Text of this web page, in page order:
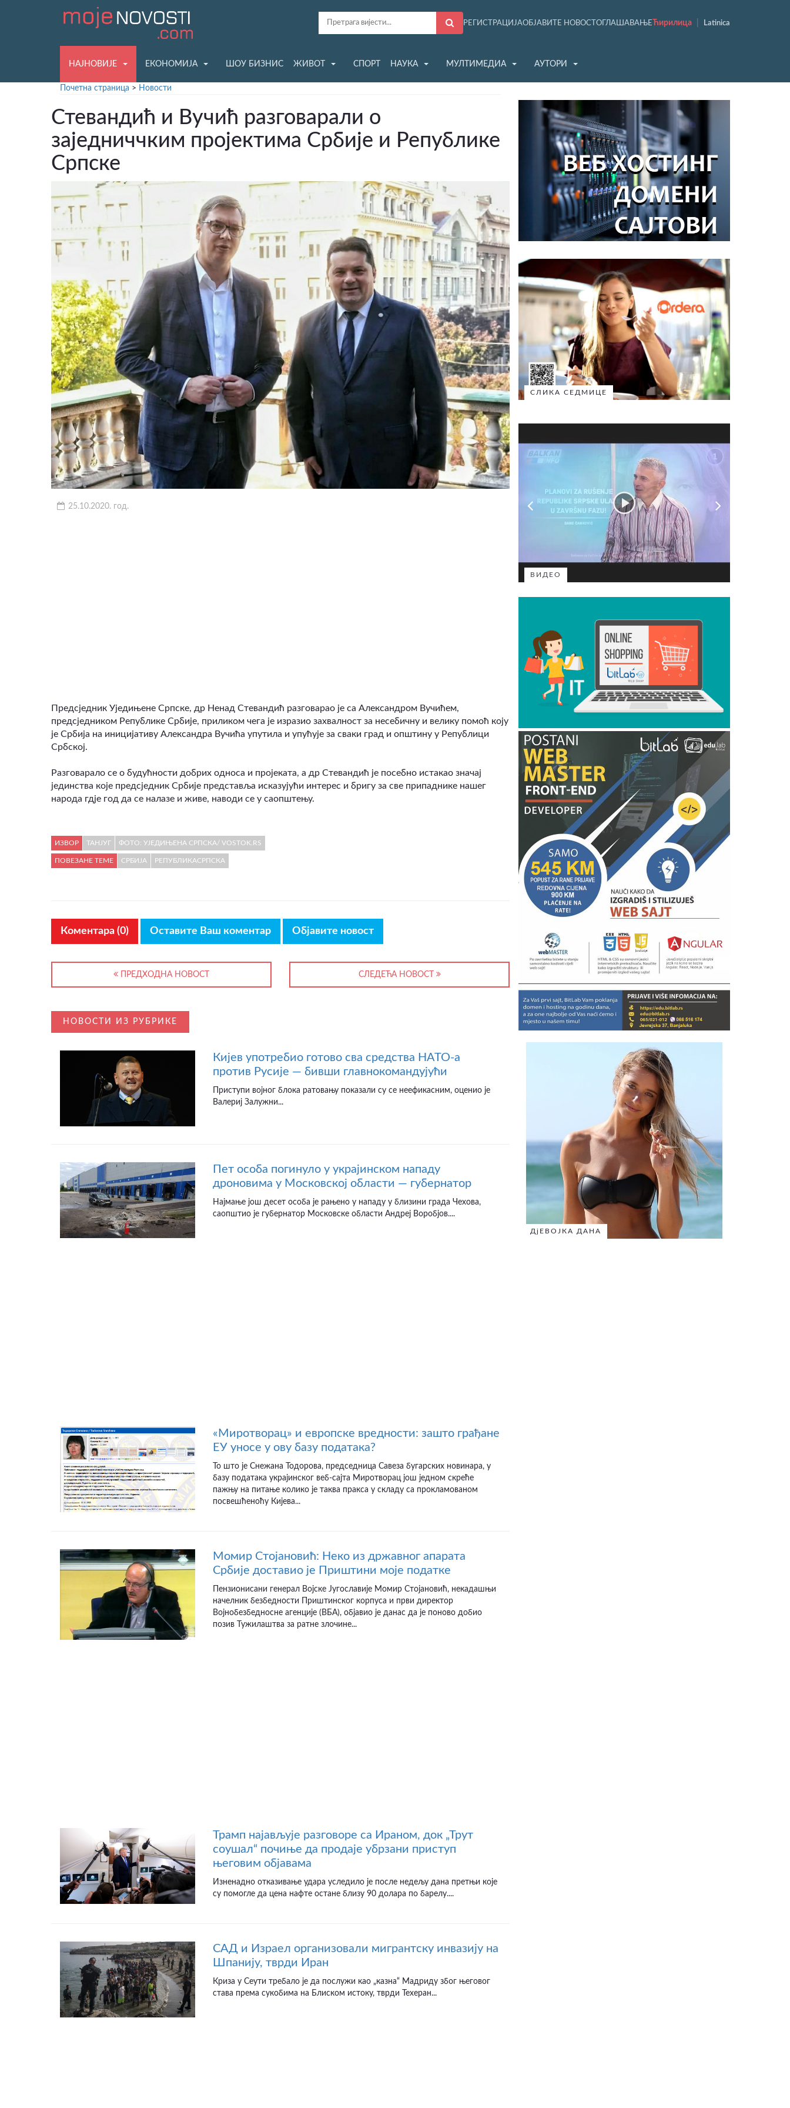
РЕГИСТРАЦИЈАОБЈАВИТЕ НОВОСТ ОГЛАШАВАЊЕ Ћирилица Latinica
НАЈНОВИЈЕ ЕКОНОМИЈА ШОУ БИЗНИС ЖИВОТ СПОРТ НАУКА МУЛТИМЕДИА АУТОРИ
Почетна страница > Новости
Стевандић и Вучић разговарали о
заједниччким пројектима Србије и Републике
Српске
25.10.2020. год.
Предсједник Уједињене Српске, др Ненад Стевандић разговарао је са Александром Вучићем,
предсједником Републике Србије, приликом чега је изразио захвалност за несебичну и велику помоћ коју
је Србија на иницијативу Александра Вучића упутила и упућује за сваки град и општину у Републици
Србској.
Разговарало се о будућности добрих односа и пројеката, а др Стевандић је посебно истакао значај
јединства које предсједник Србије представља исказујући интерес и бригу за све припаднике нашег
народа гдје год да се налазе и живе, наводи се у саопштењу.
ИЗВОР ТАНЈУГ ФОТО: УЈЕДИЊЕНА СРПСКА/ VOSTOK.RS
ПОВЕЗАНЕ ТЕМЕ СРБИЈА РЕПУБЛИКАСРПСКА
Коментара (0) Оставите Ваш коментар Објавите новост
ПРЕДХОДНА НОВОСТ СЛЕДЕЋА НОВОСТ
НОВОСТИ ИЗ РУБРИКЕ
Кијев употребио готово сва средства НАТО-а
против Русије — бивши главнокомандујући
Приступи војног блока ратовању показали су се неефикасним, оценио је
Валериј Залужни...
Пет особа погинуло у украјинском нападу
дроновима у Московској области — губернатор
Најмање још десет особа је рањено у нападу у близини града Чехова,
саопштио је губернатор Московске области Андреј Воробјов....
«Миротворац» и европске вредности: зашто грађане
ЕУ уносе у ову базу података?
То што је Снежана Тодорова, председница Савеза бугарских новинара, у
базу података украјинског веб-сајта Миротворац још једном скреће
пажњу на питање колико је таква пракса у складу са прокламованом
посвешћеноћу Кијева...
Момир Стојановић: Неко из државног апарата
Србије доставио је Приштини моје податке
Пензионисани генерал Војске Југославије Момир Стојановић, некадашњи
начелник безбедности Приштинског корпуса и први директор
Војнобезбедносне агенције (ВБА), објавио је данас да је поново добио
позив Тужилаштва за ратне злочине...
Трамп најављује разговоре са Ираном, док „Трут
соушал“ почиње да продаје убрзани приступ
његовим објавама
Изненадно отказивање удара уследило је после недељу дана претњи које
су помогле да цена нафте остане близу 90 долара по барелу....
САД и Израел организовали мигрантску инвазију на
Шпанију, тврди Иран
Криза у Сеути требало је да послужи као „казна“ Мадриду због његовог
става према сукобима на Блиском истоку, тврди Техеран...
СЛИКА СЕДМИЦЕ
ВИДЕО
ДјЕВОЈКА ДАНА